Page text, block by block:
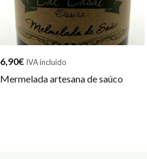
6,90€ IVA incluido
Mermelada artesana de saúco